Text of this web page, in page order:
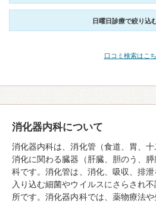
日曜日診療で絞り込
口コミ検索はこ
消化器内科について
消化器内科は、消化管（食道、胃、十
消化に関わる臓器（肝臓、胆のう、
科です。消化管は、消化、吸収、排
入り込む細菌やウイルスにさらされ
所です。消化器内科では、薬物療法